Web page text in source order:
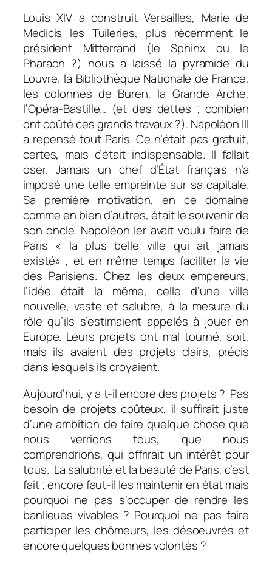
Louis XIV a construit Versailles, Marie de
Medicis les Tuileries, plus récemment le
président Mitterrand (le Sphinx ou le
Pharaon ?) nous a laissé la pyramide du
Louvre, la Bibliothèque Nationale de France,
les colonnes de Buren, la Grande Arche,
l’Opéra-Bastille… (et des dettes ; combien
ont coûté ces grands travaux ?). Napoléon III
a repensé tout Paris. Ce n’était pas gratuit,
certes, mais c’était indispensable. Il fallait
oser. Jamais un chef d’État français n’a
imposé une telle empreinte sur sa capitale.
Sa première motivation, en ce domaine
comme en bien d’autres, était le souvenir de
son oncle. Napoléon Ier avait voulu faire de
Paris « la plus belle ville qui ait jamais
existé« , et en même temps faciliter la vie
des Parisiens. Chez les deux empereurs,
l’idée était la même, celle d’une ville
nouvelle, vaste et salubre, à la mesure du
rôle qu’ils s’estimaient appelés à jouer en
Europe. Leurs projets ont mal tourné, soit,
mais ils avaient des projets clairs, précis
dans lesquels ils croyaient.
Aujourd’hui, y a t-il encore des projets ? Pas
besoin de projets coûteux, il suffirait juste
d’une ambition de faire quelque chose que
nous verrions tous, que nous
comprendrions, qui offrirait un intérêt pour
tous. La salubrité et la beauté de Paris, c’est
fait ; encore faut-il les maintenir en état mais
pourquoi ne pas s’occuper de rendre les
banlieues vivables ? Pourquoi ne pas faire
participer les chômeurs, les désoeuvrés et
encore quelques bonnes volontés ?